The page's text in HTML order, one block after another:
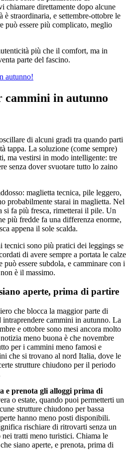
chiamare direttamente dopo alcune
è straordinaria, e settembre-ottobre le
può essere più complicato, meglio
più che il comfort, ma in
parte del fascino.
autunno!
in autunno
di alcuni gradi tra quando parti
tappa. La soluzione (come sempre)
ma vestirsi in modo intelligente: tre
senza dover svuotare tutto lo zaino
maglietta tecnica, pile leggero,
probabilmente starai in maglietta. Nel
si fa più fresca, rimetterai il pile. Un
più fredde fa una differenza enorme,
appena il sole scalda.
tecnici sono più pratici dei leggings se
di avere sempre a portata le calze
essere subdola, e camminare con i
è il massimo.
aperte, prima di partire
che blocca la maggior parte di
cammini in autunno. La
e ottobre sono mesi ancora molto
meno buona è che novembre
per i cammini meno famosi e
che si trovano al nord Italia, dove le
strutture chiudono per il periodo
e prenota gli alloggi prima di
o estate, quando puoi permetterti un
strutture chiudono per bassa
hanno meno posti disponibili.
rischiare di ritrovarti senza un
tratti meno turistici. Chiama le
siano aperte, e prenota, prima di